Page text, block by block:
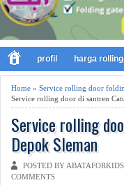
profil harga
Home » Service rolling door
Service rolling door di santren
Service rolling
Depok Sleman
POSTED BY
COMMENTS